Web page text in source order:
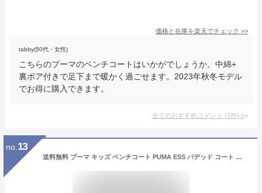
価格と在庫を楽天でチェック >>
tabby(50代・女性)
こちらのプーマのベンチコートはいかがでしょうか。中綿+
裏ボア付きで足下まで暖かく過ごせます。2023年秋冬モデル
でお得に購入できます。
全てのおすすめコメント (1件) >
no. 13
送料無料 プーマ キッズ ベンチコート PUMA ESS パデッド コート 中綿 ロングコート ジュニア 子供 アウター ジャンパー 防寒 672677